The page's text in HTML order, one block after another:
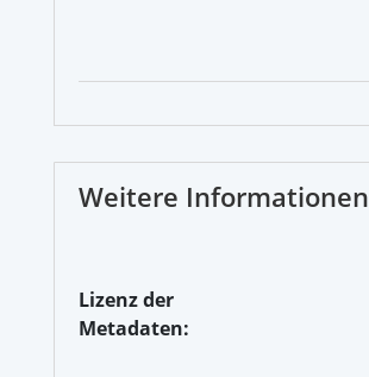
Weitere Informationen
Lizenz der
Metadaten: